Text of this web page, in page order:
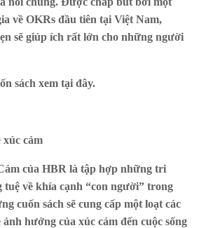
về OKRs đầu tiên tại Việt Nam,
sẽ giúp ích rất lớn cho những người
sách xem tại đây.
xúc cảm
của HBR là tập hợp những tri
tuệ về khía cạnh “con người” trong
cuốn sách sẽ cung cấp một loạt các
hưởng của xúc cảm đến cuộc sống